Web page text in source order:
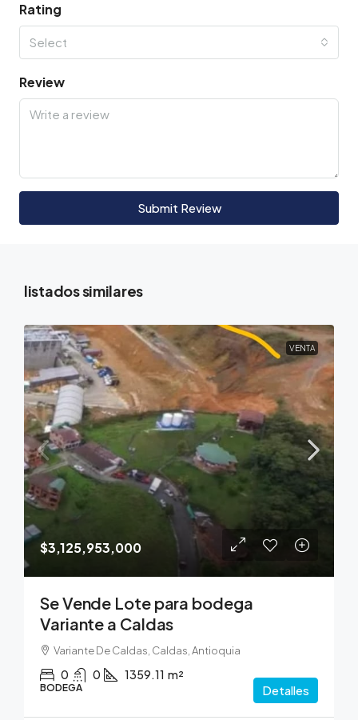
Rating
Select
Review
Submit Review
listados similares
VENTA
$3,125,953,000
Se Vende Lote para bodega
Variante a Caldas
Variante De Caldas, Caldas, Antioquia
0 0 1359.11 m²
BODEGA Detalles